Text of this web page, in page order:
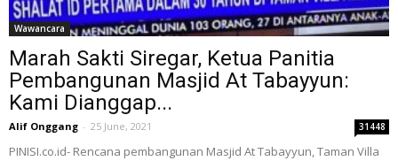
Wawancara
Marah Sakti Siregar, Ketua Panitia
Pembangunan Masjid At Tabayyun:
Kami Dianggap...
Alif Onggang - 25 June, 2021 31448
PINISI.co.id- Rencana pembangunan Masjid At Tabayyun, Taman Villa